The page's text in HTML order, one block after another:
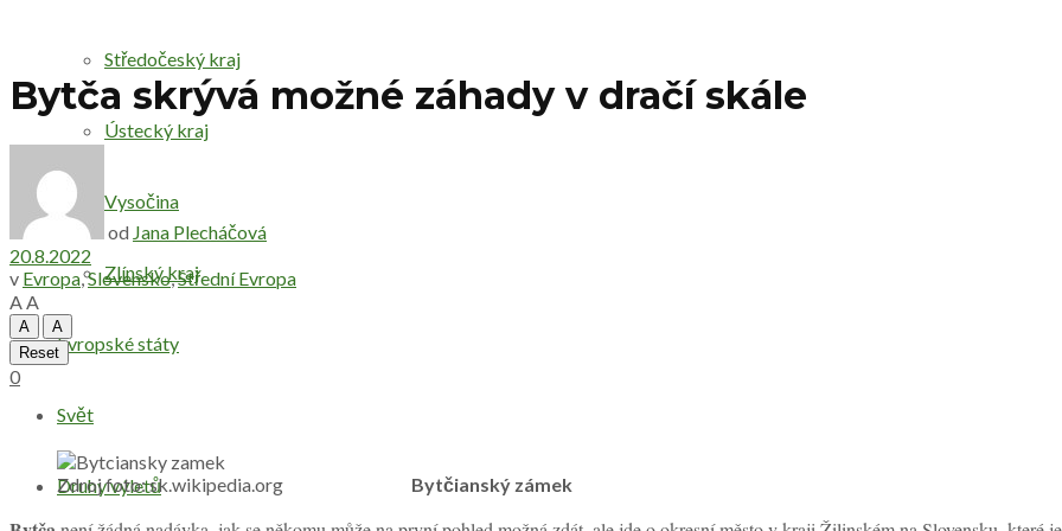
Středočeský kraj
Ústecký kraj
Vysočina
Zlínský kraj
Evropské státy
Svět
Druhy výletů
Bytča skrývá možné záhady v dračí skále
od Jana Plecháčová
20.8.2022
v Evropa,Slovensko,Střední Evropa
AA
A
A
Reset
0
Zdroj foto: sk.wikipedia.org Bytčianský zámek